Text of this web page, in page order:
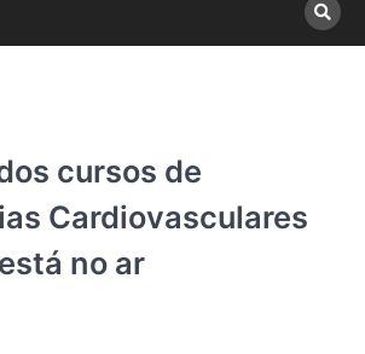
cursos de
Cardiovasculares
no ar